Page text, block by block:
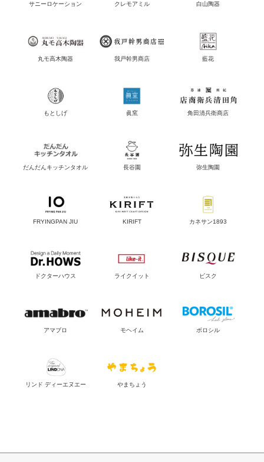
サニーロケーション クレモアミル 白山陶器
丸モ高木陶器 我戸幹男商店 藍花
もとしげ 眞窯 角田清兵衛商店
だんだんキッチンタオル 長谷園 弥生陶園
FRYINGPAN JIU KIRIFT カネサン1893
ドクターハウス ライクイット ビスク
アマブロ モヘイム ボロシル
リンド ディーエヌエー やまちょう